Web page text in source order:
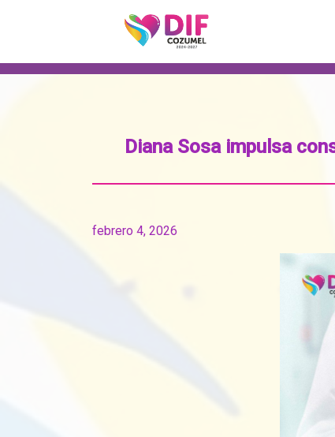
Diana Sosa impulsa
febrero 4, 2026